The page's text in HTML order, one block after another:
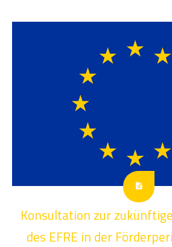
Konsultation zur
des EFRE in der